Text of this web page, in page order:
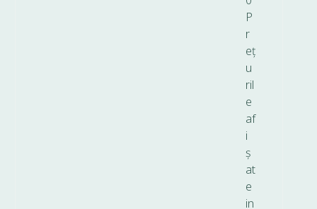
P
r
eț
u
ril
e
af
i
ș
at
e
in